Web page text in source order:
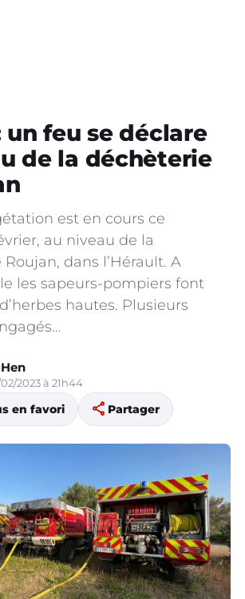
un feu se déclare
de la déchèterie
est en cours ce
au niveau de la
dans l’Hérault. A
les sapeurs-pompiers font
hautes. Plusieurs
2023 à 21h44
en favori share Partager